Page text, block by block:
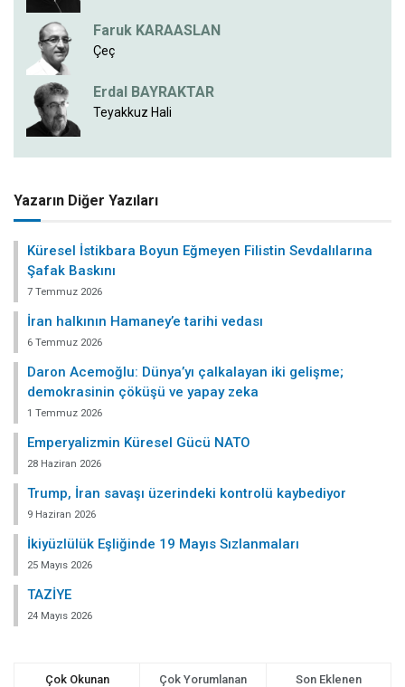
Faruk KARAASLAN
Çeç
Erdal BAYRAKTAR
Teyakkuz Hali
Yazarın Diğer Yazıları
Küresel İstikbara Boyun Eğmeyen Filistin Sevdalılarına
Şafak Baskını
7 Temmuz 2026
İran halkının Hamaney’e tarihi vedası
6 Temmuz 2026
Daron Acemoğlu: Dünya’yı çalkalayan iki gelişme;
demokrasinin çöküşü ve yapay zeka
1 Temmuz 2026
Emperyalizmin Küresel Gücü NATO
28 Haziran 2026
Trump, İran savaşı üzerindeki kontrolü kaybediyor
9 Haziran 2026
İkiyüzlülük Eşliğinde 19 Mayıs Sızlanmaları
25 Mayıs 2026
TAZİYE
24 Mayıs 2026
Çok Okunan Çok Yorumlanan Son Eklenen